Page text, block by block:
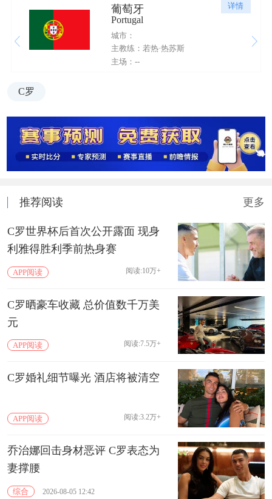
详情
葡萄牙
Portugal
城市：
主教练：若热·热苏斯
主场：--
C罗
推荐阅读 更多
C罗世界杯后首次公开露面 现身
利雅得胜利季前热身赛
APP阅读 阅读:10万+
C罗晒豪车收藏 总价值数千万美
元
APP阅读 阅读:7.5万+
C罗婚礼细节曝光 酒店将被清空
APP阅读 阅读:3.2万+
乔治娜回击身材恶评 C罗表态为
妻撑腰
综合 2026-08-05 12:42